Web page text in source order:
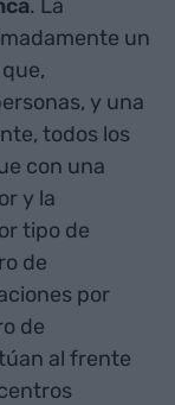
. La
un
y una
todos los
con una
y la
tipo de
de
por
de
al frente